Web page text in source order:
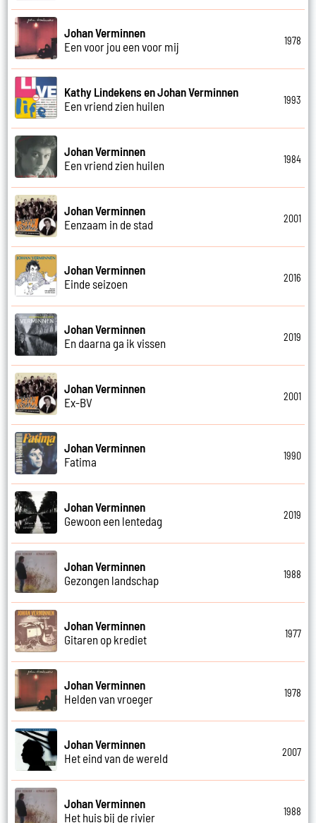
Johan Verminnen
Een voor jou een voor mij
1978
Kathy Lindekens en Johan Verminnen
Een vriend zien huilen
1993
Johan Verminnen
Een vriend zien huilen
1984
Johan Verminnen
Eenzaam in de stad
2001
Johan Verminnen
Einde seizoen
2016
Johan Verminnen
En daarna ga ik vissen
2019
Johan Verminnen
Ex-BV
2001
Johan Verminnen
Fatima
1990
Johan Verminnen
Gewoon een lentedag
2019
Johan Verminnen
Gezongen landschap
1988
Johan Verminnen
Gitaren op krediet
1977
Johan Verminnen
Helden van vroeger
1978
Johan Verminnen
Het eind van de wereld
2007
Johan Verminnen
Het huis bij de rivier
1988